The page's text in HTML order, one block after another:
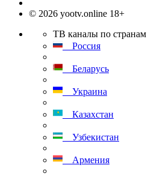
© 2026 yootv.online 18+
ТВ каналы по странам
Россия
Беларусь
Украина
Казахстан
Узбекистан
Армения